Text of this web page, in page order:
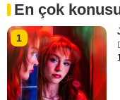
En çok
1